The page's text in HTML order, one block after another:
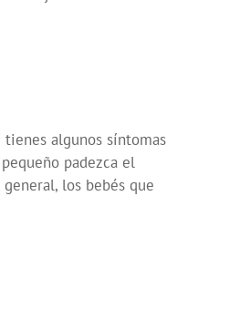
algunos síntomas
padezca el
los bebés que